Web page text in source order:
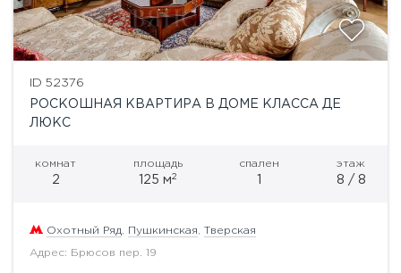
ID 52376
РОСКОШНАЯ КВАРТИРА В ДОМЕ КЛАССА ДЕ
ЛЮКС
комнат
2
площадь
125 м2
спален
1
этаж
8 / 8
Охотный Ряд Пушкинская Тверская
Адрес: Брюсов пер. 19